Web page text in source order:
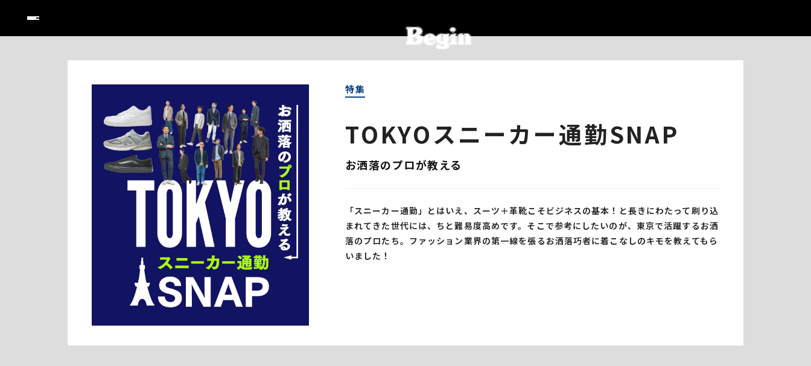
特集
TOKYOスニーカー通勤SNAP
お洒落のプロが教える
「スニーカー通勤」とはいえ、スーツ＋革靴こそビジネスの基本！と長きにわたって刷り込
まれてきた世代には、ちと難易度高めです。そこで参考にしたいのが、東京で活躍するお洒
落のプロたち。ファッション業界の第一線を張るお洒落巧者に着こなしのキモを教えてもら
いました！